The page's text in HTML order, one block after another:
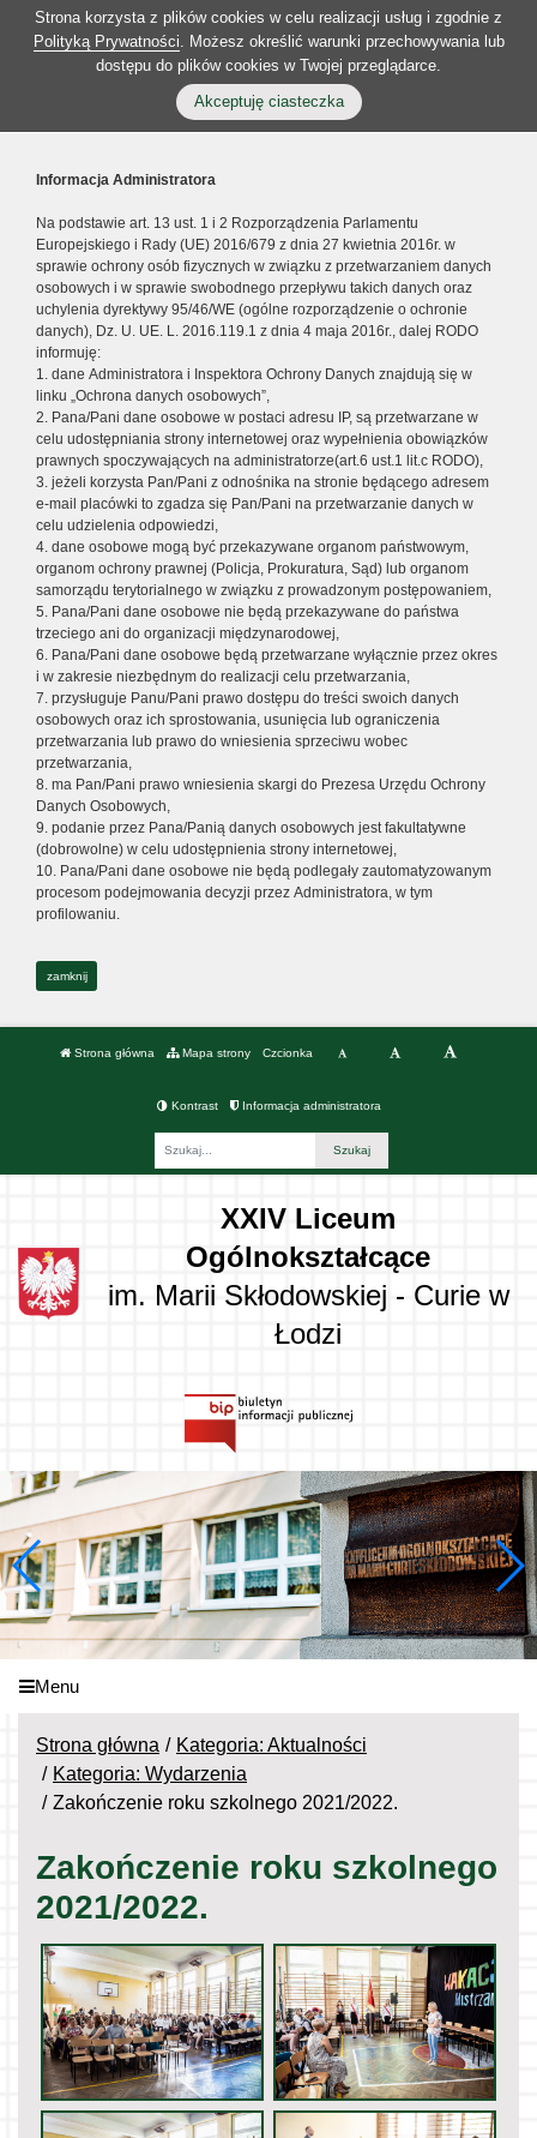
Strona korzysta z plików cookies w celu realizacji usług i zgodnie z
Polityką Prywatności. Możesz określić warunki przechowywania lub
dostępu do plików cookies w Twojej przeglądarce.
Akceptuję ciasteczka
Informacja Administratora
Na podstawie art. 13 ust. 1 i 2 Rozporządzenia Parlamentu
Europejskiego i Rady (UE) 2016/679 z dnia 27 kwietnia 2016r. w
sprawie ochrony osób fizycznych w związku z przetwarzaniem danych
osobowych i w sprawie swobodnego przepływu takich danych oraz
uchylenia dyrektywy 95/46/WE (ogólne rozporządzenie o ochronie
danych), Dz. U. UE. L. 2016.119.1 z dnia 4 maja 2016r., dalej RODO
informuję:
1. dane Administratora i Inspektora Ochrony Danych znajdują się w
linku „Ochrona danych osobowych”,
2. Pana/Pani dane osobowe w postaci adresu IP, są przetwarzane w
celu udostępniania strony internetowej oraz wypełnienia obowiązków
prawnych spoczywających na administratorze(art.6 ust.1 lit.c RODO),
3. jeżeli korzysta Pan/Pani z odnośnika na stronie będącego adresem
e-mail placówki to zgadza się Pan/Pani na przetwarzanie danych w
celu udzielenia odpowiedzi,
4. dane osobowe mogą być przekazywane organom państwowym,
organom ochrony prawnej (Policja, Prokuratura, Sąd) lub organom
samorządu terytorialnego w związku z prowadzonym postępowaniem,
5. Pana/Pani dane osobowe nie będą przekazywane do państwa
trzeciego ani do organizacji międzynarodowej,
6. Pana/Pani dane osobowe będą przetwarzane wyłącznie przez okres
i w zakresie niezbędnym do realizacji celu przetwarzania,
7. przysługuje Panu/Pani prawo dostępu do treści swoich danych
osobowych oraz ich sprostowania, usunięcia lub ograniczenia
przetwarzania lub prawo do wniesienia sprzeciwu wobec
przetwarzania,
8. ma Pan/Pani prawo wniesienia skargi do Prezesa Urzędu Ochrony
Danych Osobowych,
9. podanie przez Pana/Panią danych osobowych jest fakultatywne
(dobrowolne) w celu udostępnienia strony internetowej,
10. Pana/Pani dane osobowe nie będą podlegały zautomatyzowanym
procesom podejmowania decyzji przez Administratora, w tym
profilowaniu.
zamknij
Strona główna Mapa strony Czcionka
Kontrast Informacja administratora
XXIV Liceum
Ogólnokształcące
im. Marii Skłodowskiej - Curie w
Łodzi
Menu
Strona główna
Kategoria: Aktualności
Kategoria: Wydarzenia
Zakończenie roku szkolnego 2021/2022.
Zakończenie roku szkolnego
2021/2022.